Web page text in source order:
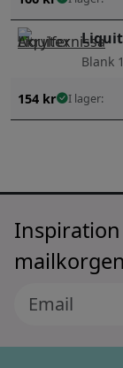
Blank
154 kr I lager: